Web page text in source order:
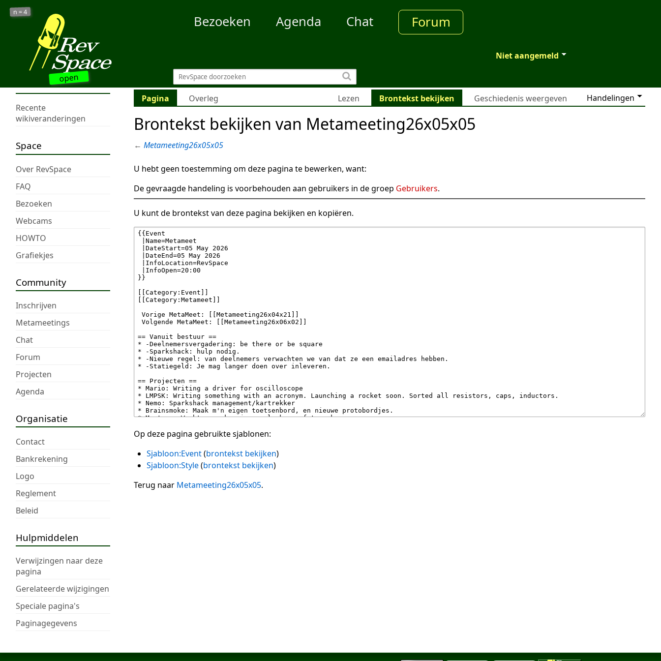
open
n =4
Bezoeken Agenda Chat Forum
Niet aangemeld
Recente
wikiveranderingen
Space
Over RevSpace
FAQ
Bezoeken
Webcams
HOWTO
Grafiekjes
Community
Inschrijven
Metameetings
Chat
Forum
Projecten
Agenda
Organisatie
Contact
Bankrekening
Logo
Reglement
Beleid
Hulpmiddelen
Verwijzingen naar deze
pagina
Gerelateerde wijzigingen
Speciale pagina's
Paginagegevens
Pagina Overleg Handelingen
Lezen Brontekst bekijken Geschiedenis weergeven
Brontekst bekijken van Metameeting26x05x05
← Metameeting26x05x05
U hebt geen toestemming om deze pagina te bewerken, want:
De gevraagde handeling is voorbehouden aan gebruikers in de groep Gebruikers.
U kunt de brontekst van deze pagina bekijken en kopiëren.
Op deze pagina gebruikte sjablonen:
Sjabloon:Event(brontekst bekijken)
Sjabloon:Style(brontekst bekijken)
Terug naar Metameeting26x05x05.